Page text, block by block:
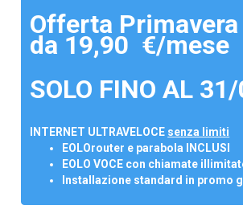
Offerta Primavera
da 19,90 €/mese
SOLO FINO AL
INTERNET ULTRAVELOCE senza limiti
EOLOrouter e parabola INCLUSI
EOLO VOCE con chiamate
Installazione standard in promo